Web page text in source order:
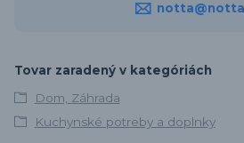
Tovar zaradený v kategóriách
Dom, Záhrada
Kuchynské potreby a doplnky